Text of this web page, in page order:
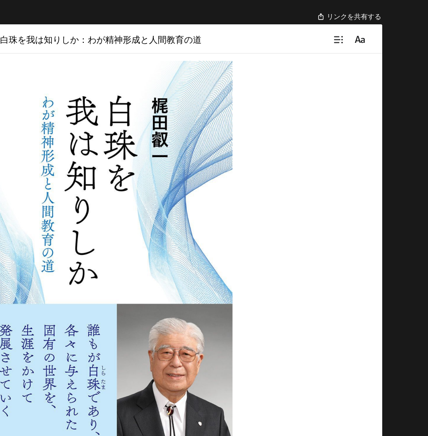
リンクを共有する
白珠を我は知りしか：わが精神形成と人間教育の道
白珠を我は知りしか：わが精神形成と人間教育の道